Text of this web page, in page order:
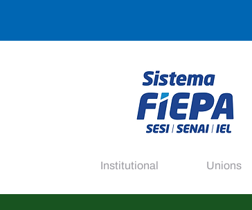
Institutional Unions